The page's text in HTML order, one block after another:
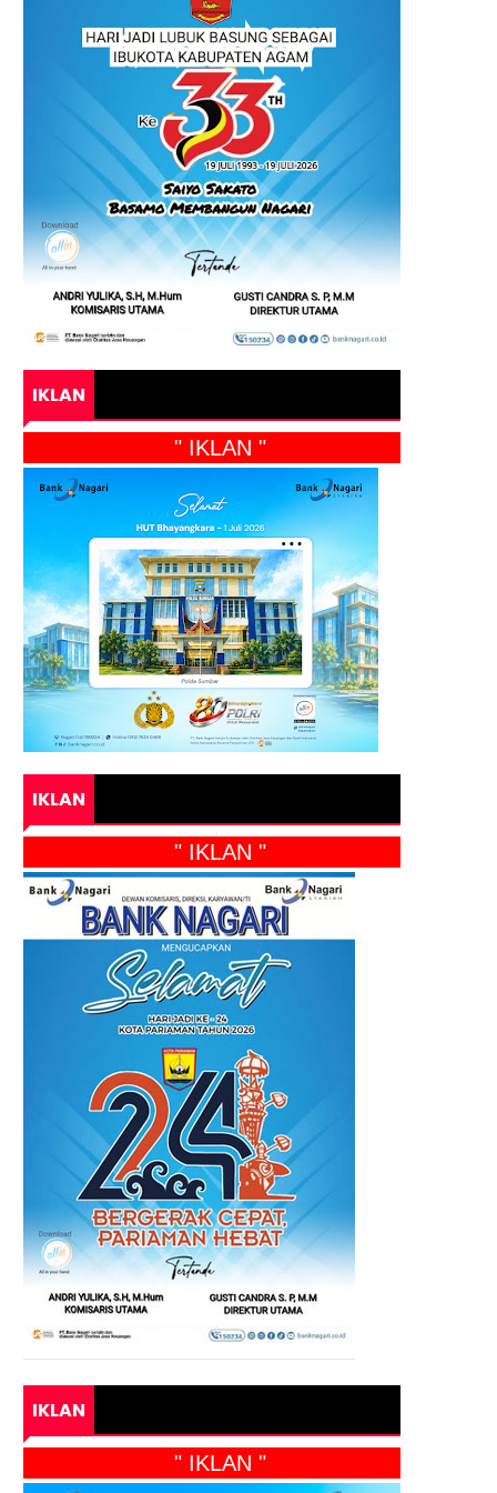
IKLAN
" IKLAN "
IKLAN
" IKLAN "
IKLAN
" IKLAN "